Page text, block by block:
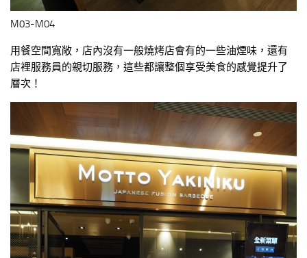
M03-M04
用餐空間寬敞，店內沒有一般燒烤店會有的一些油煙味，還有
店裡服務員的親切服務，這些都讓整個享受美食的感覺提升了
層次！